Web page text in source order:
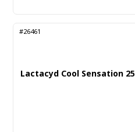
#26461
Lactacyd Cool Sensation